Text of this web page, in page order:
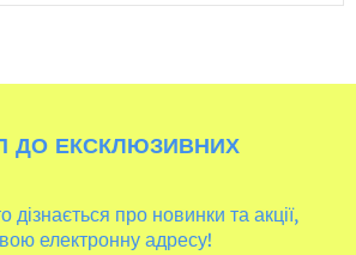
ДО ЕКСКЛЮЗИВНИХ
про новинки та акції,
електронну адресу!